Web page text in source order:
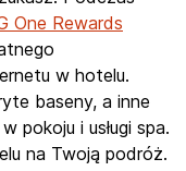
One Rewards
w hotelu.
baseny, a inne
pokoju i usługi spa.
na Twoją podróż.